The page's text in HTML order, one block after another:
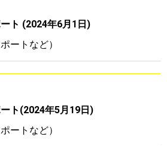
ト (2024年6月1日)
ートなど）
ト(2024年5月19日)
ートなど）